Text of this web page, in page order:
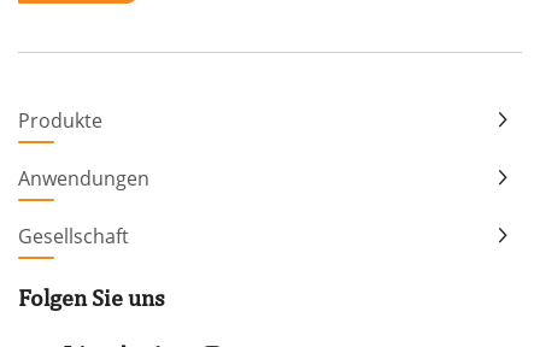
Folgen Sie uns
Produkte
Anwendungen
Gesellschaft